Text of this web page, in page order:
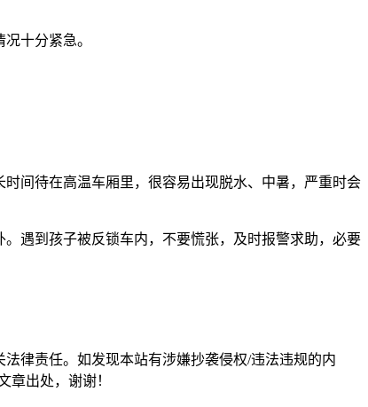
十分紧急。
间待在高温车厢里，很容易出现脱水、中暑，严重时会
遇到孩子被反锁车内，不要慌张，及时报警求助，必要
律责任。如发现本站有涉嫌抄袭侵权/违法违规的内
章出处，谢谢！